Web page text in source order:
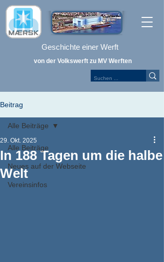
Geschichte einer Werft
von der Volkswerft zu MV Werften
Beitrag
Alle Beiträge
Neues auf der Webseite
Vereinsinfos
Alle Beiträge
In 188 Tagen um die halbe
Welt
29. Okt. 2025